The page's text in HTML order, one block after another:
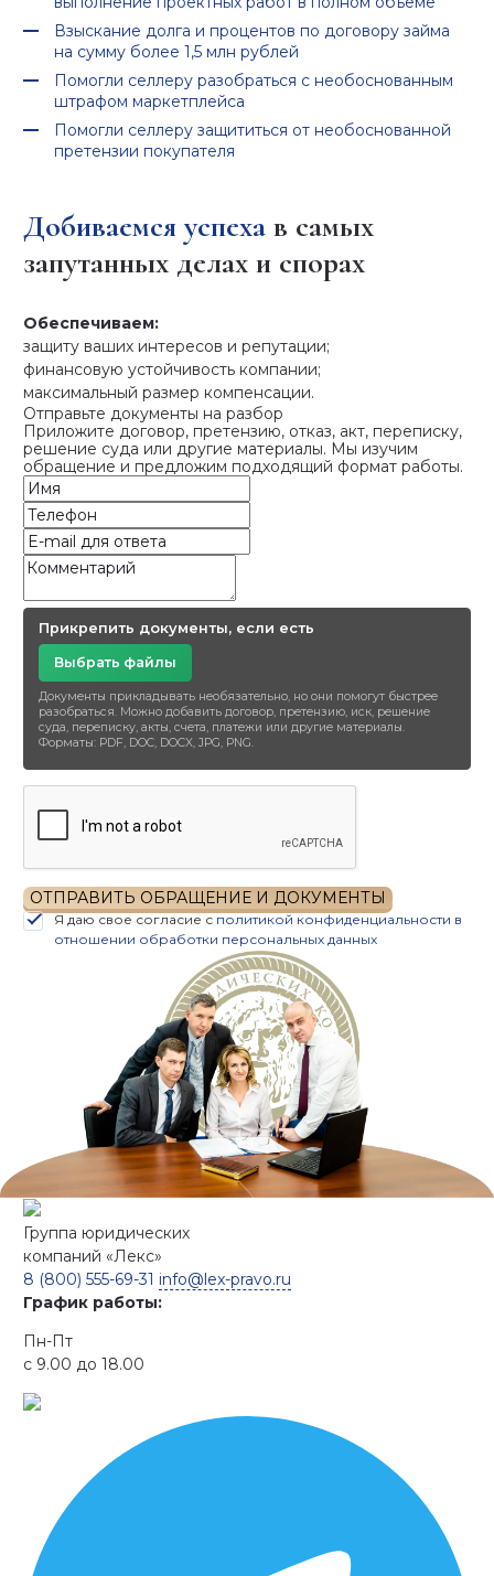
Взыскание долга и процентов по договору займа
на сумму более 1,5 млн рублей
Помогли селлеру разобраться с необоснованным
штрафом маркетплейса
Помогли селлеру защититься от необоснованной
претензии покупателя
Добиваемся успеха в самых
запутанных делах и спорах
Обеспечиваем:
защиту ваших интересов и репутации;
финансовую устойчивость компании;
максимальный размер компенсации.
Отправьте документы на разбор
Приложите договор, претензию, отказ, акт, переписку,
решение суда или другие материалы. Мы изучим
обращение и предложим подходящий формат работы.
Прикрепить документы, если есть
Выбрать файлы
Документы прикладывать необязательно, но они помогут быстрее
разобраться. Можно добавить договор, претензию, иск, решение
суда, переписку, акты, счета, платежи или другие материалы.
Форматы: PDF, DOC, DOCX, JPG, PNG.
ОТПРАВИТЬ ОБРАЩЕНИЕ И ДОКУМЕНТЫ
Я даю свое согласие с политикой конфиденциальности в
отношении обработки персональных данных
Группа юридических
компаний «Лекс»
8 (800) 555-69-31 info@lex-pravo.ru
График работы:
Пн-Пт
с 9.00 до 18.00